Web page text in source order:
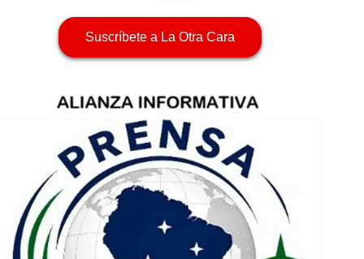
Suscríbete a La Otra Cara